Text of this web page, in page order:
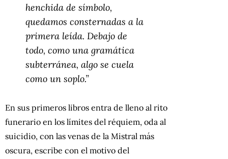
henchida de símbolo,
quedamos consternadas a la
primera leída. Debajo de
todo, como una gramática
subterránea, algo se cuela
como un soplo.”
En sus primeros libros entra de lleno al rito
funerario en los límites del réquiem, oda al
suicidio, con las venas de la Mistral más
oscura, escribe con el motivo del